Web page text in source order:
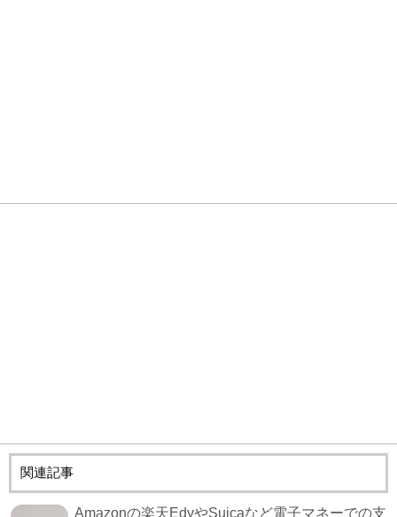
関連記事
Amazonの楽天EdyやSuicaなど電子マネーでの支